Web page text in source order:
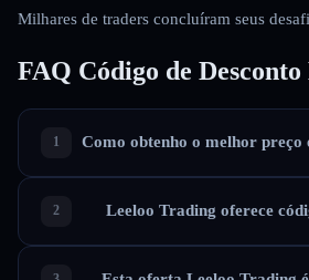
Milhares de traders concluíram seus
FAQ Código de
Como obtenho o melhor preço
Leeloo Trading oferece